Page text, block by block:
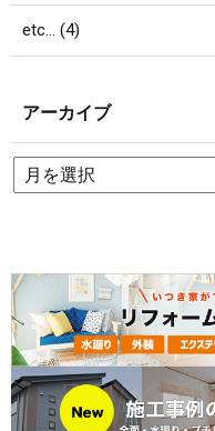
etc… (4)
アーカイブ